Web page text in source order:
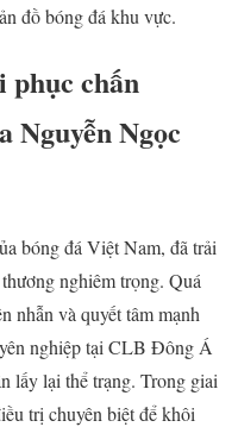
đồ bóng đá khu vực.
phục chấn
Nguyễn Ngọc
bóng đá Việt Nam, đã trải
nghiêm trọng. Quá
nhẫn và quyết tâm mạnh
nghiệp tại CLB Đông Á
lấy lại thể trạng. Trong giai
trị chuyên biệt để khôi